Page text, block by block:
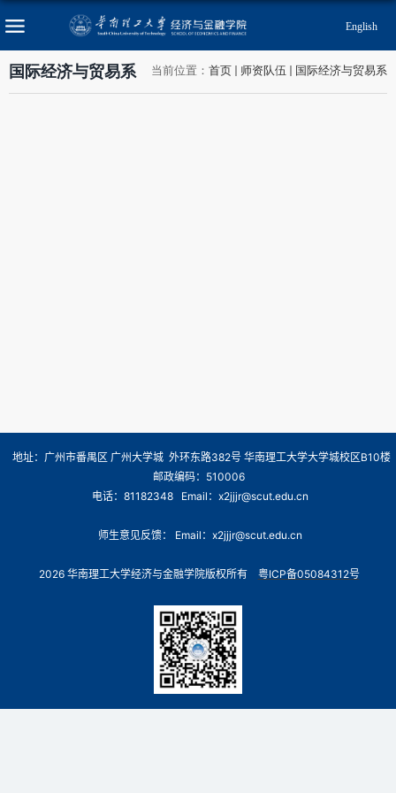
English
当前位置： 首页 师资队伍 国际经济与贸易系
国际经济与贸易系
地址：广州市番禺区 广州大学城 外环东路382号 华南理工大学大学城校区B10楼
邮政编码：510006
电话：81182348 Email：x2jjjr@scut.edu.cn
师生意见反馈： Email：x2jjjr@scut.edu.cn
2026 华南理工大学经济与金融学院版权所有 粤ICP备05084312号